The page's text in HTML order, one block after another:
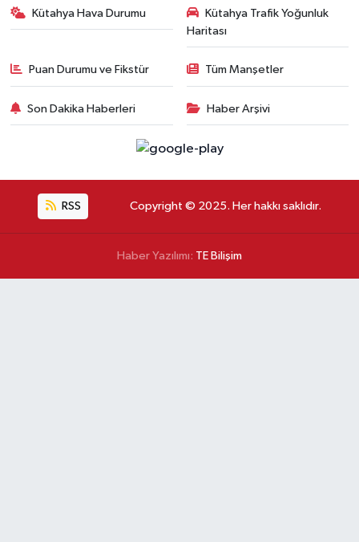
Kütahya Hava Durumu
Kütahya Trafik Yoğunluk
Haritası
Puan Durumu ve Fikstür Tüm Manşetler
Son Dakika Haberleri Haber Arşivi
RSS Copyright © 2025. Her hakkı saklıdır.
Haber Yazılımı: TE Bilişim